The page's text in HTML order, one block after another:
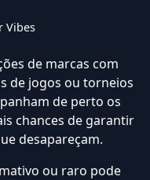
Vibes
de marcas com
de jogos ou torneios
de perto os
chances de garantir
desapareçam.
ou raro pode